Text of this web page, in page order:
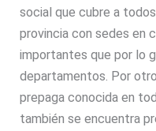
social que cubre a
provincia con sedes en
importantes que por lo
departamentos. Por
prepaga conocida en
también se encuentra